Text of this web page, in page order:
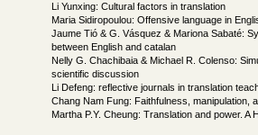
Li Yunxing: Cultural factors in translation
Maria Sidiropoulou: Offensive language in
Jaume Tió & G. Vásquez & Mariona Sabaté:
between English and catalan
Nelly G. Chachibaia & Michael R. Colenso:
scientific discussion
Li Defeng: reflective journals in translation
Chang Nam Fung: Faithfulness, manipulation,
Martha P.Y. Cheung: Translation and power. A